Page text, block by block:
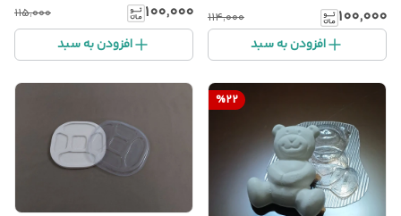
۱۰۰٬۰۰۰ ۱۱۴٬۰۰۰
افزودن به سبد
۱۰۰٬۰۰۰ ۱۱۵٬۰۰۰
افزودن به سبد
%22